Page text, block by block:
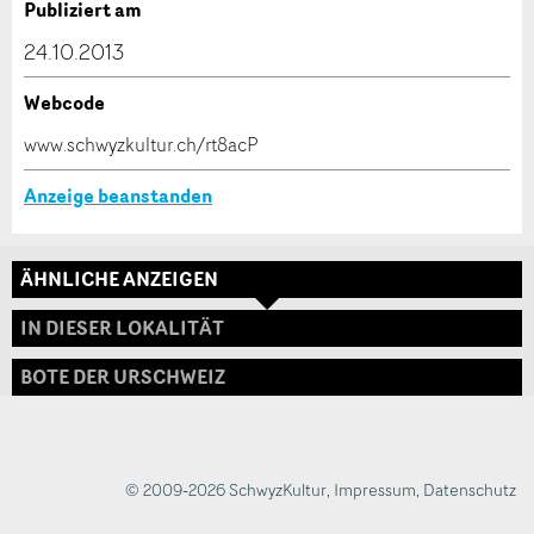
* Eingabe erforderlich
* Eingabe erforderlich
Verfassen Sie eine Nachricht für die Kontaktpersonen
Adresse
Publiziert am
24.10.2013
Webcode
www.schwyzkultur.ch/rt8acP
Anzeige beanstanden
ÄHNLICHE ANZEIGEN
IN DIESER LOKALITÄT
BOTE DER URSCHWEIZ
© 2009-2026 SchwyzKultur, Impressum, Datenschutz